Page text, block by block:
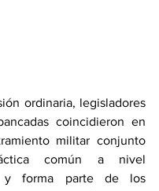
ordinaria, legisladores
coincidieron en
militar conjunto
común a nivel
y forma parte de los